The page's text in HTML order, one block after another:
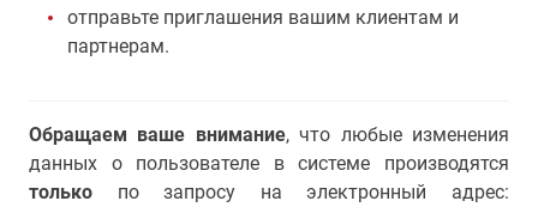
отправьте приглашения вашим клиентам и
партнерам.
Обращаем ваше внимание, что любые изменения
данных о пользователе в системе производятся
только по запросу на электронный адрес: